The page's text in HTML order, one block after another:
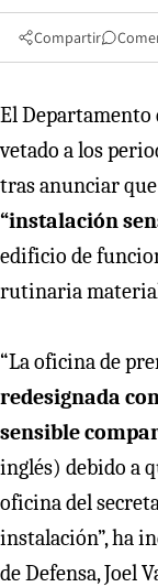
Compartir
El Departamento
vetado a los
tras anunciar
“instalación
edificio de
rutinaria
“La oficina de
redesignada
sensible
inglés) debido a
oficina del
instalación”, ha
de Defensa, Joel